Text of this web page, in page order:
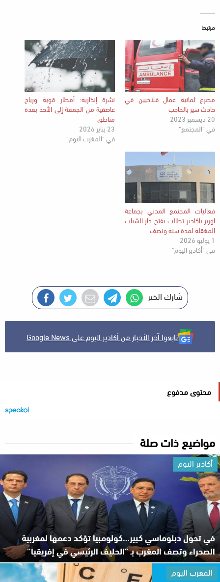
مرتبط
مصرع ثمانية عمال فلاحيين في
حادث سير بالحاجب
20 ديسمبر 2023
في "المجتمع"
نشرة إنذارية: أمطار قوية ورياح
عاصفية من الجمعة إلى الأحد بعدة
مناطق
23 يناير 2026
في "المغرب اليوم"
فعاليات المجتمع المدني بجماعة
اورير باكادير تطالب بفتح دار الشباب
المغقلة لمدة سنة ونصف
1 يوليو 2026
في "أكادير اليوم"
شارك الخبر
تابعوا آخر الأخبار من أكادير اليوم على Google News
محتوى مدفوع
مواضيع ذات صلة
أكادير اليوم
في تحول دبلوماسي كبير…كولومبيا تؤكد دعمها لمغربية
الصحراء وتصف المغرب بـ “الحليف الرئيسي في إفريقيا”
المغرب اليوم